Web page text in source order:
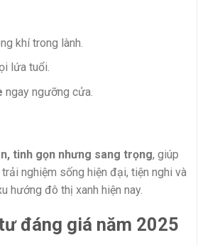
khí trong lành.
lứa tuổi.
ngay ngưỡng cửa.
tinh gọn nhưng sang trọng, giúp
nghiệm sống hiện đại, tiện nghi và
hướng đô thị xanh hiện nay.
đáng giá năm 2025